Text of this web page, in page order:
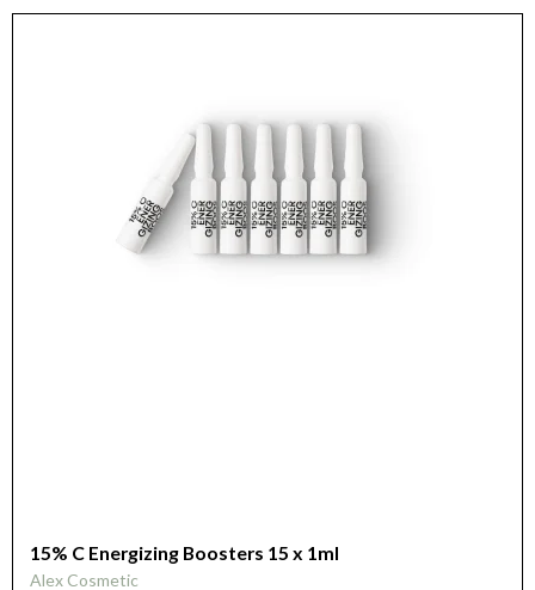
15% C Energizing Boosters 15 x 1ml
Alex Cosmetic